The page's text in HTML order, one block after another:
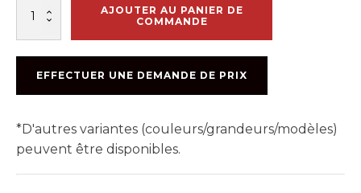
RECTIFIEUSE
5”
AJOUTER AU PANIER DE
COMMANDE
EFFECTUER UNE DEMANDE DE PRIX
*D'autres variantes (couleurs/grandeurs/modèles)
peuvent être disponibles.